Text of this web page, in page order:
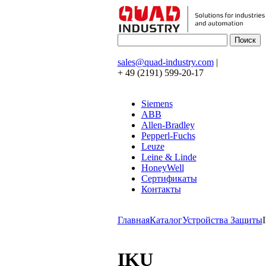
sales@quad-industry.com|
+ 49 (2191) 599-20-17
Siemens
ABB
Allen-Bradley
Pepperl-Fuchs
Leuze
Leine & Linde
HoneyWell
Сертификаты
Контакты
ГлавнаяКаталогУстройства Защиты
IKU